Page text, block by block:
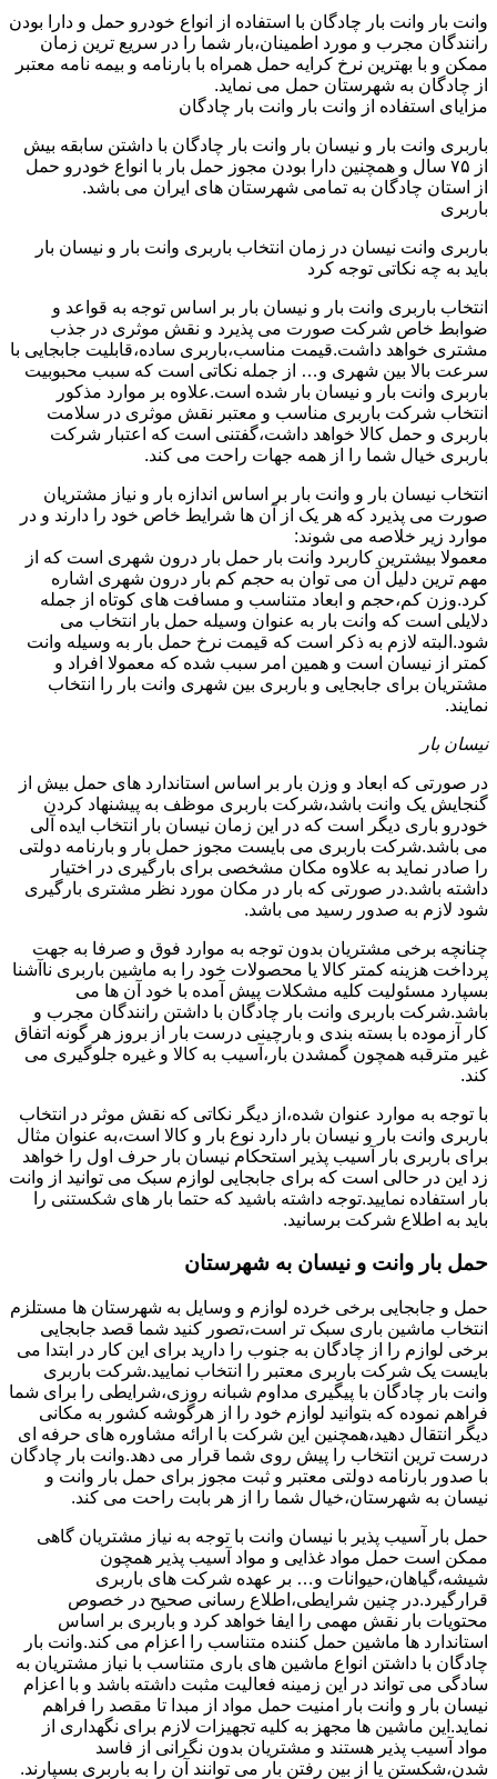
وانت بار وانت بار چادگان با استفاده از انواع خودرو حمل و دارا بودن
رانندگان مجرب و مورد اطمینان،بار شما را در سریع ترین زمان
ممکن و با بهترین نرخ کرایه حمل همراه با بارنامه و بیمه نامه معتبر
از چادگان به شهرستان حمل می نماید.
مزایای استفاده از وانت بار وانت بار چادگان
باربری وانت بار و نیسان بار وانت بار چادگان با داشتن سابقه بیش
از ۷۵ سال و همچنین دارا بودن مجوز حمل بار با انواع خودرو حمل
از استان چادگان به تمامی شهرستان های ایران می باشد.
باربری
باربری وانت نیسان در زمان انتخاب باربری وانت بار و نیسان بار
باید به چه نکاتی توجه کرد
انتخاب باربری وانت بار و نیسان بار بر اساس توجه به قواعد و
ضوابط خاص شرکت صورت می پذیرد و نقش موثری در جذب
مشتری خواهد داشت.قیمت مناسب،باربری ساده،قابلیت جابجایی با
سرعت بالا بین شهری و… از جمله نکاتی است که سبب محبوبیت
باربری وانت بار و نیسان بار شده است.علاوه بر موارد مذکور
انتخاب شرکت باربری مناسب و معتبر نقش موثری در سلامت
باربری و حمل کالا خواهد داشت،گفتنی است که اعتبار شرکت
باربری خیال شما را از همه جهات راحت می کند.
انتخاب نیسان بار و وانت بار بر اساس اندازه بار و نیاز مشتریان
صورت می پذیرد که هر یک از آن ها شرایط خاص خود را دارند و در
موارد زیر خلاصه می شوند:
معمولا بیشترین کاربرد وانت بار حمل بار درون شهری است که از
مهم ترین دلیل آن می توان به حجم کم بار درون شهری اشاره
کرد.وزن کم،حجم و ابعاد متناسب و مسافت های کوتاه از جمله
دلایلی است که وانت بار به عنوان وسیله حمل بار انتخاب می
شود.البته لازم به ذکر است که قیمت نرخ حمل بار به وسیله وانت
کمتر از نیسان است و همین امر سبب شده که معمولا افراد و
مشتریان برای جابجایی و باربری بین شهری وانت بار را انتخاب
نمایند.
نیسان بار
در صورتی که ابعاد و وزن بار بر اساس استاندارد های حمل بیش از
گنجایش یک وانت باشد،شرکت باربری موظف به پیشنهاد کردن
خودرو باری دیگر است که در این زمان نیسان بار انتخاب ایده آلی
می باشد.شرکت باربری می بایست مجوز حمل بار و بارنامه دولتی
را صادر نماید به علاوه مکان مشخصی برای بارگیری در اختیار
داشته باشد.در صورتی که بار در مکان مورد نظر مشتری بارگیری
شود لازم به صدور رسید می باشد.
چنانچه برخی مشتریان بدون توجه به موارد فوق و صرفا به جهت
پرداخت هزینه کمتر کالا یا محصولات خود را به ماشین باربری ناآشنا
بسپارد مسئولیت کلیه مشکلات پیش آمده با خود آن ها می
باشد.شرکت باربری وانت بار چادگان با داشتن رانندگان مجرب و
کار آزموده با بسته بندی و بارچینی درست بار از بروز هر گونه اتفاق
غیر مترقبه همچون گمشدن بار،آسیب به کالا و غیره جلوگیری می
کند.
با توجه به موارد عنوان شده،از دیگر نکاتی که نقش موثر در انتخاب
باربری وانت بار و نیسان بار دارد نوع بار و کالا است،به عنوان مثال
برای باربری بار آسیب پذیر استحکام نیسان بار حرف اول را خواهد
زد این در حالی است که برای جابجایی لوازم سبک می توانید از وانت
بار استفاده نمایید.توجه داشته باشید که حتما بار های شکستنی را
باید به اطلاع شرکت برسانید.
حمل بار وانت و نیسان به شهرستان
حمل و جابجایی برخی خرده لوازم و وسایل به شهرستان ها مستلزم
انتخاب ماشین باری سبک تر است،تصور کنید شما قصد جابجایی
برخی لوازم را از چادگان به جنوب را دارید برای این کار در ابتدا می
بایست یک شرکت باربری معتبر را انتخاب نمایید.شرکت باربری
وانت بار چادگان با پیگیری مداوم شبانه روزی،شرایطی را برای شما
فراهم نموده که بتوانید لوازم خود را از هرگوشه کشور به مکانی
دیگر انتقال دهید،همچنین این شرکت با ارائه مشاوره های حرفه ای
درست ترین انتخاب را پیش روی شما قرار می دهد.وانت بار چادگان
با صدور بارنامه دولتی معتبر و ثبت مجوز برای حمل بار وانت و
نیسان به شهرستان،خیال شما را از هر بابت راحت می کند.
حمل بار آسیب پذیر با نیسان وانت با توجه به نیاز مشتریان گاهی
ممکن است حمل مواد غذایی و مواد آسیب پذیر همچون
شیشه،گیاهان،حیوانات و… بر عهده شرکت های باربری
قرارگیرد.در چنین شرایطی،اطلاع رسانی صحیح در خصوص
محتویات بار نقش مهمی را ایفا خواهد کرد و باربری بر اساس
استاندارد ها ماشین حمل کننده متناسب را اعزام می کند.وانت بار
چادگان با داشتن انواع ماشین های باری متناسب با نیاز مشتریان به
سادگی می تواند در این زمینه فعالیت مثبت داشته باشد و با اعزام
نیسان بار و وانت بار امنیت حمل مواد از مبدا تا مقصد را فراهم
نماید.این ماشین ها مجهز به کلیه تجهیزات لازم برای نگهداری از
مواد آسیب پذیر هستند و مشتریان بدون نگرانی از فاسد
شدن،شکستن یا از بین رفتن بار می توانند آن را به باربری بسپارند.